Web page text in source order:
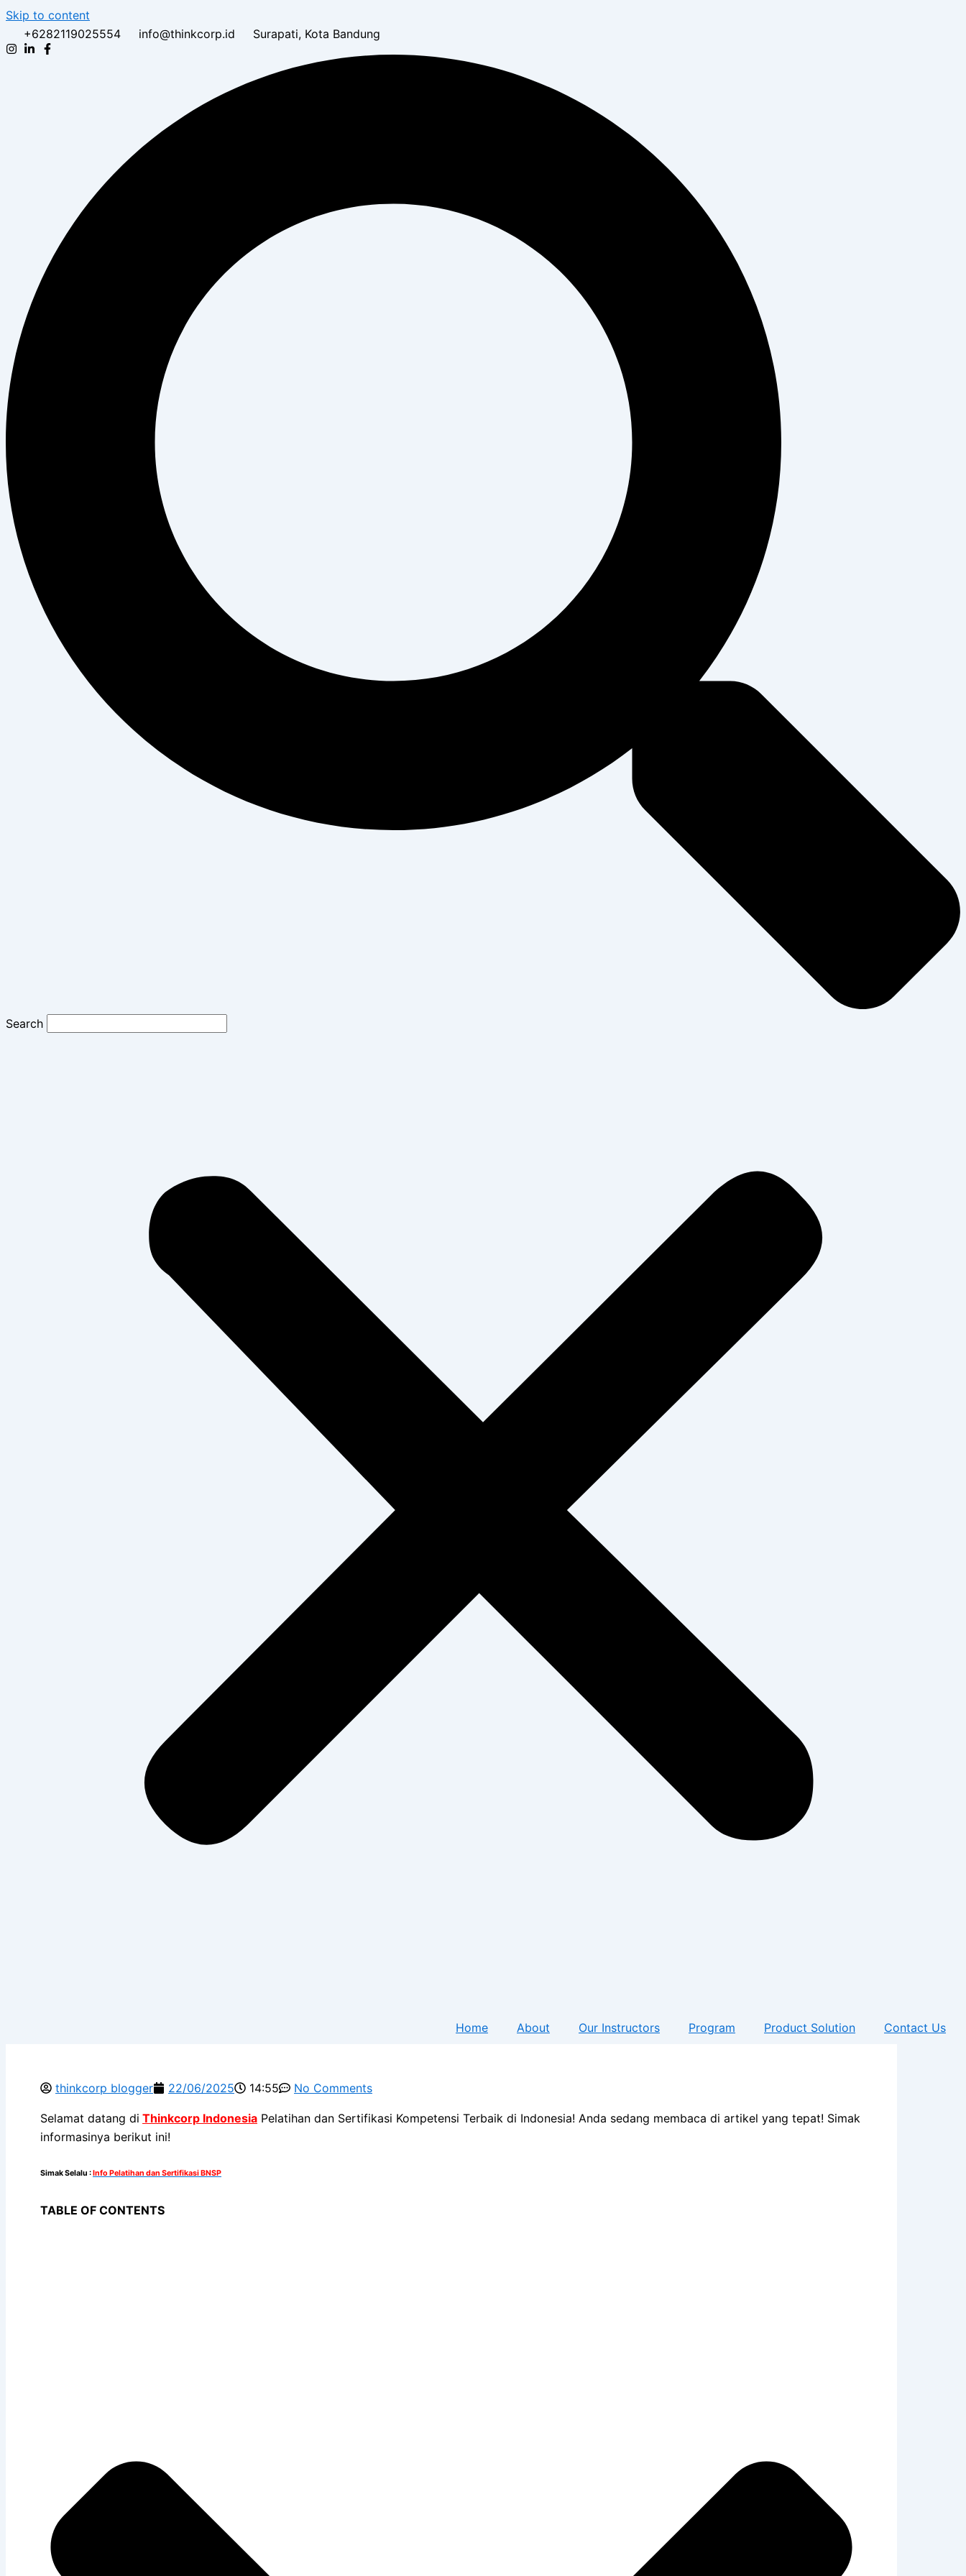
Skip to content
+6282119025554
info@thinkcorp.id Surapati, Kota Bandung
Search
Home About Our Instructors Program Product Solution Contact Us
thinkcorp blogger 22/06/2025 14:55 No Comments
Selamat datang di Thinkcorp Indonesia Pelatihan dan Sertifikasi Kompetensi Terbaik di Indonesia! Anda sedang membaca di artikel yang tepat! Simak
informasinya berikut ini!
Simak Selalu :Info Pelatihan dan Sertifikasi BNSP
TABLE OF CONTENTS